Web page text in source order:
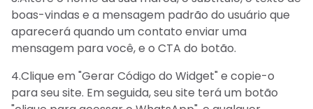
boas-vindas e a mensagem padrão do usuário que
aparecerá quando um contato enviar uma
mensagem para você, e o CTA do botão.
4.Clique em "Gerar Código do Widget" e copie-o
para seu site. Em seguida, seu site terá um botão